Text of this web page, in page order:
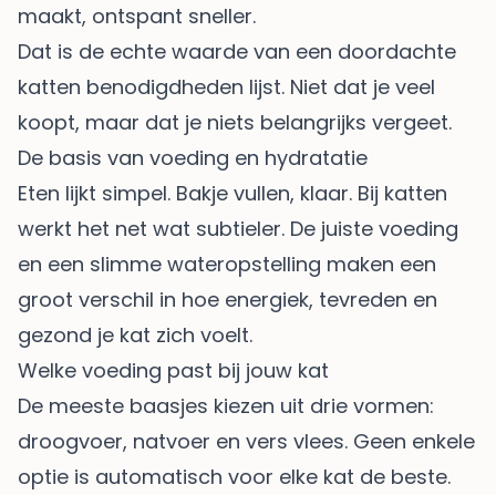
maakt, ontspant sneller.
Dat is de echte waarde van een doordachte
katten benodigdheden lijst. Niet dat je veel
koopt, maar dat je niets belangrijks vergeet.
De basis van voeding en hydratatie
Eten lijkt simpel. Bakje vullen, klaar. Bij katten
werkt het net wat subtieler. De juiste voeding
en een slimme wateropstelling maken een
groot verschil in hoe energiek, tevreden en
gezond je kat zich voelt.
Welke voeding past bij jouw kat
De meeste baasjes kiezen uit drie vormen:
droogvoer, natvoer en vers vlees. Geen enkele
optie is automatisch voor elke kat de beste.